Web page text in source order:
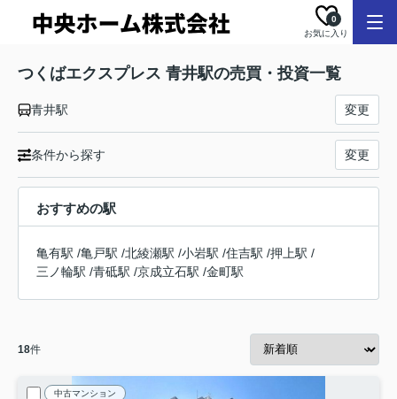
お気に入り
0
つくばエクスプレス 青井駅の売買・投資一覧
青井駅 変更
条件から探す 変更
おすすめの駅
亀有駅 /亀戸駅 /北綾瀬駅 /小岩駅 /住吉駅 /押上駅 /
三ノ輪駅 /青砥駅 /京成立石駅 /金町駅
18件
中古マンション